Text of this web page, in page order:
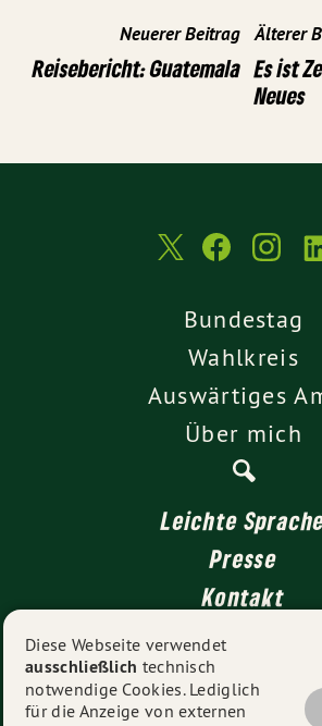
Neuerer Beitrag
Reisebericht: Guatemala
Älterer
Es ist
Neues
Bundestag
Wahlkreis
Auswärtiges
Über mich
Leichte
Presse
Kontakt
Impressum
Datenschutz
Diese Webseite verwendet
ausschließlich technisch
notwendige Cookies. Lediglich
für die Anzeige von externen